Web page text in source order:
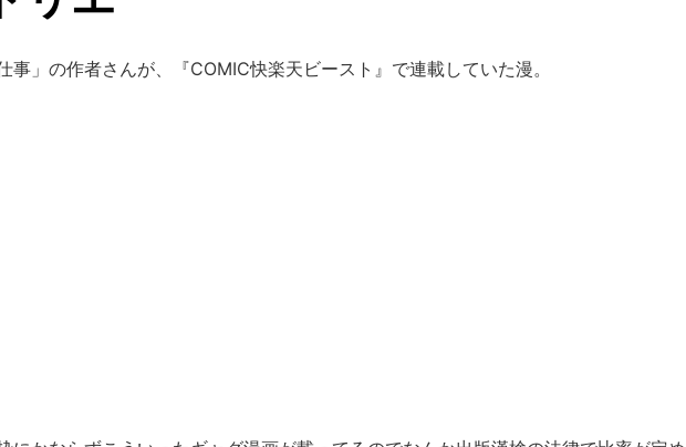
事」の作者さんが、『COMIC快楽天ビースト』で連載していた漫。